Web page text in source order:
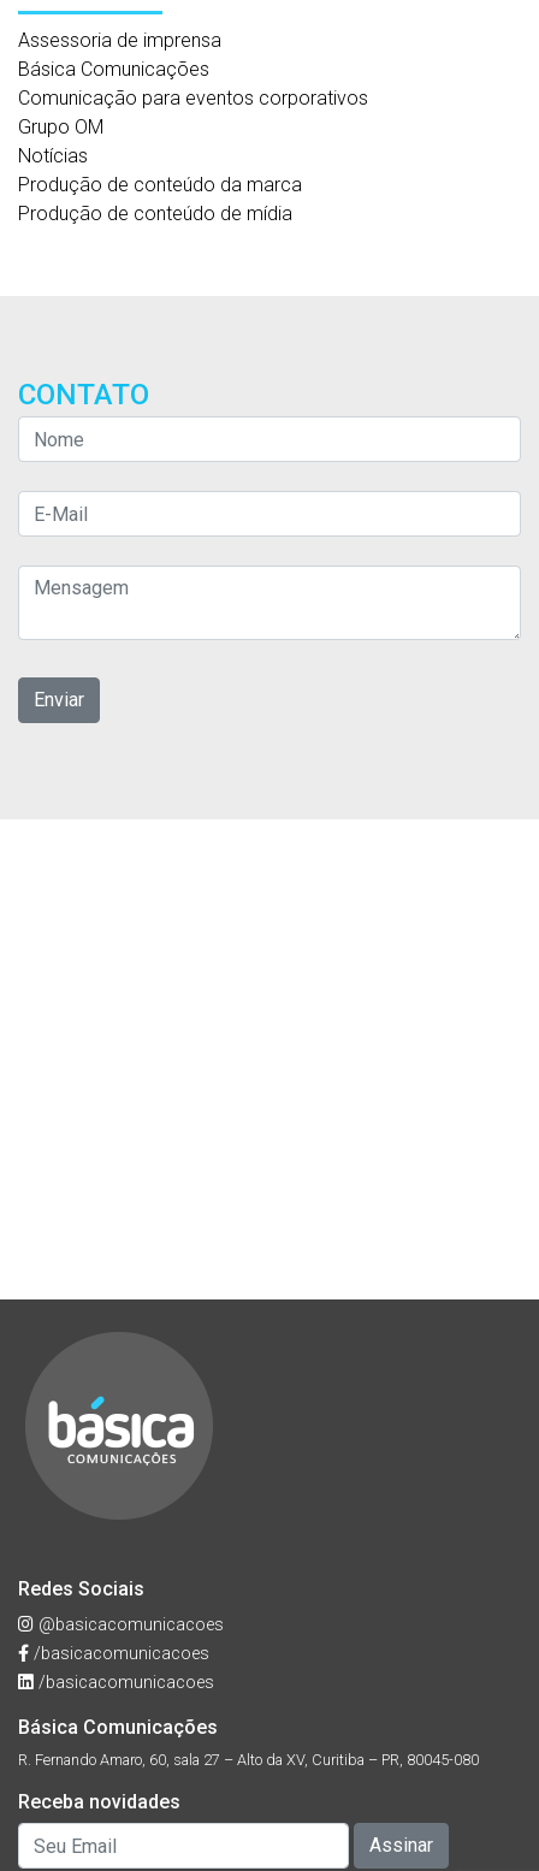
Assessoria de imprensa
Básica Comunicações
Comunicação para eventos corporativos
Grupo OM
Notícias
Produção de conteúdo da marca
Produção de conteúdo de mídia
CONTATO
Redes Sociais
@basicacomunicacoes
/basicacomunicacoes
/basicacomunicacoes
Básica Comunicações
R. Fernando Amaro, 60, sala 27 – Alto da XV, Curitiba – PR, 80045-080
Receba novidades